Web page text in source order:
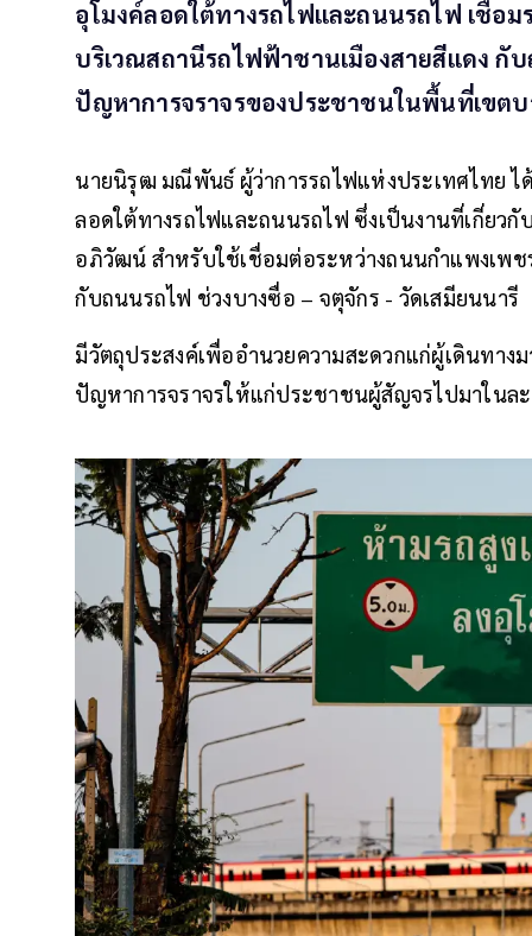
อุโมงค์ลอดใต้ทางรถไฟและถนนรถไฟ เชื่อ
บริเวณสถานีรถไฟฟ้าชานเมืองสายสีแดง กั
ปัญหาการจราจรของประชาชนในพื้นที่เขตบ
นายนิรุฒ มณีพันธ์ ผู้ว่าการรถไฟแห่งประเทศไทย ไ
ลอดใต้ทางรถไฟและถนนรถไฟ ซึ่งเป็นงานที่เกี่ยวกั
อภิวัฒน์ สำหรับใช้เชื่อมต่อระหว่างถนนกำแพงเพ
กับถนนรถไฟ ช่วงบางซื่อ – จตุจักร - วัดเสมียนนารี
มีวัตถุประสงค์เพื่ออำนวยความสะดวกแก่ผู้เดินทาง
ปัญหาการจราจรให้แก่ประชาชนผู้สัญจรไปมาในละ